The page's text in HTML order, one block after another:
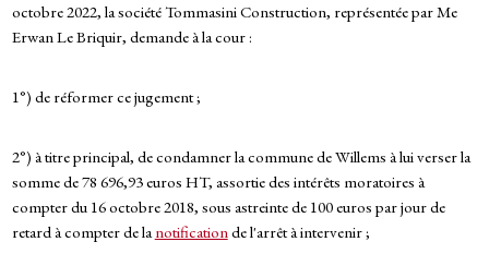
octobre 2022, la société Tommasini Construction, représentée par Me
Erwan Le Briquir, demande à la cour :
1°) de réformer ce jugement ;
2°) à titre principal, de condamner la commune de Willems à lui verser la
somme de 78 696,93 euros HT, assortie des intérêts moratoires à
compter du 16 octobre 2018, sous astreinte de 100 euros par jour de
retard à compter de lanotificationde l'arrêt à intervenir ;